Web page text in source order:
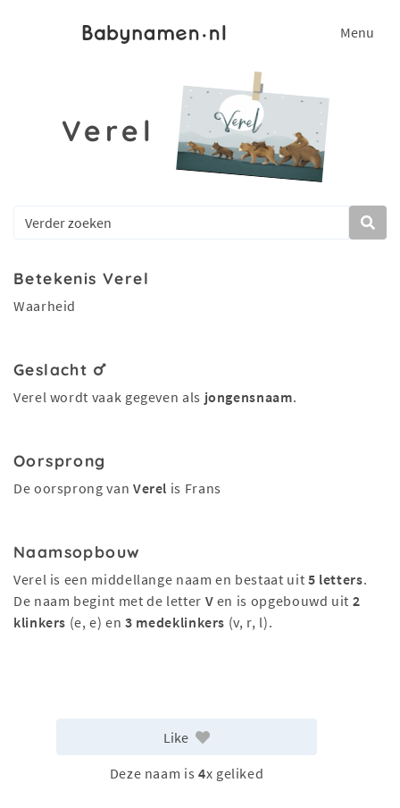
Menu
Verel
Betekenis Verel
Waarheid
Geslacht
Verel wordt vaak gegeven als jongensnaam.
Oorsprong
De oorsprong van Verel is Frans
Naamsopbouw
Verel is een middellange naam en bestaat uit 5 letters.
De naam begint met de letter V en is opgebouwd uit 2
klinkers (e, e) en3 medeklinkers (v, r, l).
Like
Deze naam is 4x geliked